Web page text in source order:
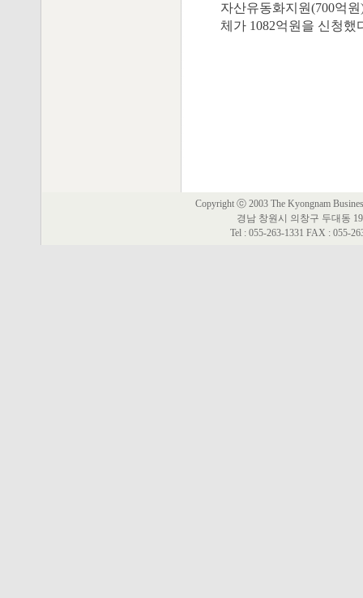
자산유동화지원(700억
체가 1082억원을 신청했
Copyright ⓒ 2003 The Kyongnam
경남 창원시 의창구 두대동
Tel : 055-263-1331 FAX : 055-